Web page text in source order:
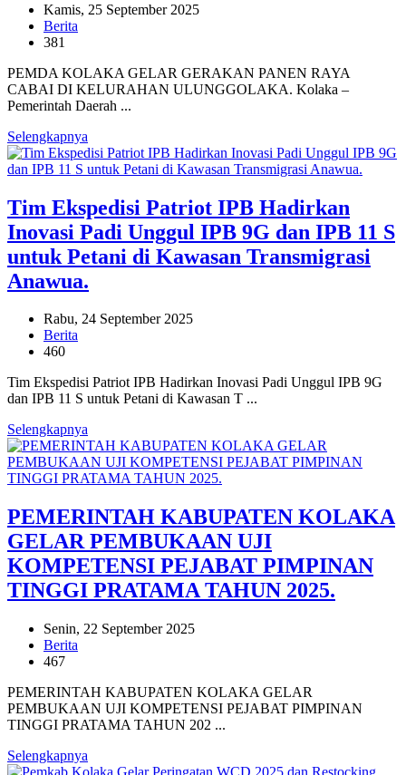
Kamis, 25 September 2025
Berita
381
PEMDA KOLAKA GELAR GERAKAN PANEN RAYA
CABAI DI KELURAHAN ULUNGGOLAKA. Kolaka –
Pemerintah Daerah ...
Selengkapnya
Tim Ekspedisi Patriot IPB Hadirkan
Inovasi Padi Unggul IPB 9G dan IPB 11 S
untuk Petani di Kawasan Transmigrasi
Anawua.
Rabu, 24 September 2025
Berita
460
Tim Ekspedisi Patriot IPB Hadirkan Inovasi Padi Unggul IPB 9G
dan IPB 11 S untuk Petani di Kawasan T ...
Selengkapnya
PEMERINTAH KABUPATEN KOLAKA
GELAR PEMBUKAAN UJI
KOMPETENSI PEJABAT PIMPINAN
TINGGI PRATAMA TAHUN 2025.
Senin, 22 September 2025
Berita
467
PEMERINTAH KABUPATEN KOLAKA GELAR
PEMBUKAAN UJI KOMPETENSI PEJABAT PIMPINAN
TINGGI PRATAMA TAHUN 202 ...
Selengkapnya